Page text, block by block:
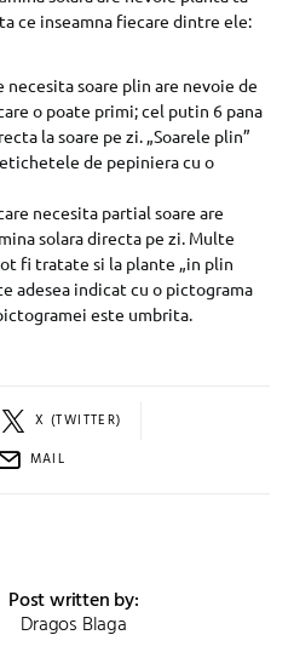
ce inseamna fiecare dintre ele:
necesita soare plin are nevoie de
o poate primi; cel putin 6 pana
la soare pe zi. „Soarele plin”
de pepiniera cu o
necesita partial soare are
solara directa pe zi. Multe
fi tratate si la plante „in plin
adesea indicat cu o pictograma
este umbrita.
X (TWITTER)
MAIL
Post written by:
Dragos Blaga